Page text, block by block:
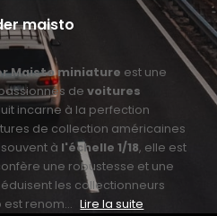
maisto
Maisto miniature est une
devoitures
incarne à la perfection
de collection américaines
à l'échelle 1/18, elle est
une robustesse et une
les collectionneurs
est renom... Lire la suite